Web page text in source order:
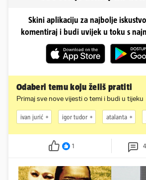
Skini aplikaciju za najbolje
komentiraj i budi uvijek u toku s
Odaberi temu koju želiš pratiti
Primaj sve nove vijesti o temi i budi u tijeku
ivan jurić igor tudor atalanta
1 4